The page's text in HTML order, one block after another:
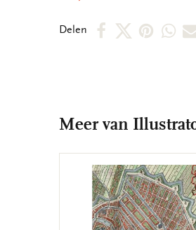
motieven - 240 grms off
Delen
DeelDeelDeel
Meer van